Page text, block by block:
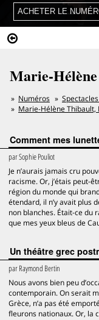
Marie-
Numéros
Marie-Hélène Thibault,
Comment mes
parSophie Pouliot
Je n’aurais jamais cru
racisme. Or, j’étais peut-
région du monde qui
étendard, il n’y avait plus
non blanches. Était-ce du
que mes yeux bleus de
Un théâtre grec
parRaymond Bertin
Nous avons bien peu
contemporain. On serait
Grèce, n’a pas été
fleurons nationaux. Or, la